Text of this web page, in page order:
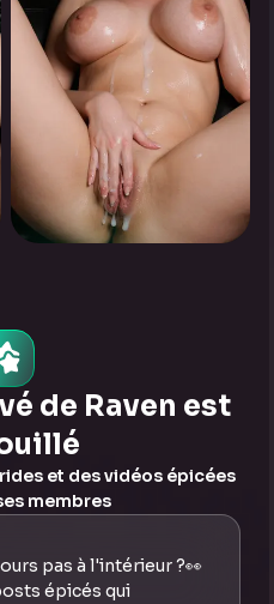
de Raven est
et des vidéos épicées
membres
pas à l'intérieur ?👀
épicés qui